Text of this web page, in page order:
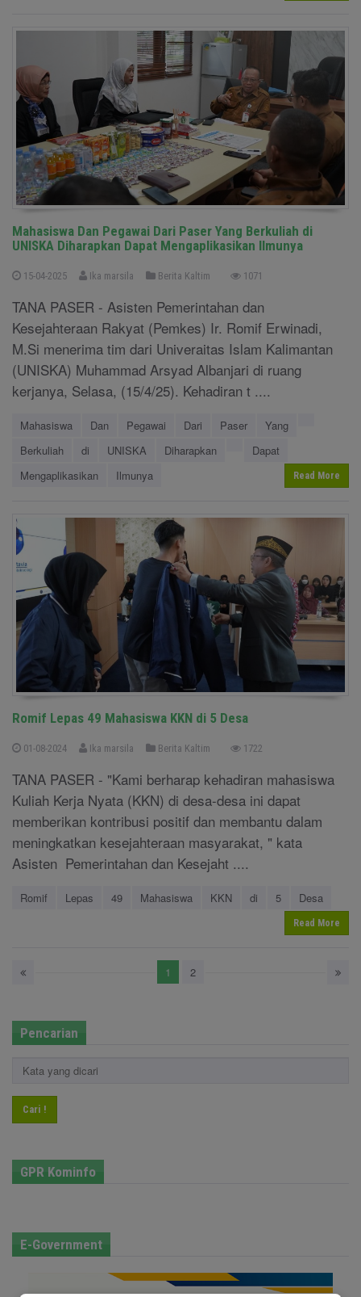
Mahasiswa Dan Pegawai Dari Paser Yang Berkuliah di
UNISKA Diharapkan Dapat Mengaplikasikan Ilmunya
15-04-2025 Ika marsila Berita Kaltim 1071
TANA PASER - Asisten Pemerintahan dan
Kesejahteraan Rakyat (Pemkes) Ir. Romif Erwinadi,
M.Si menerima tim dari Univeraitas Islam Kalimantan
(UNISKA) Muhammad Arsyad Albanjari di ruang
kerjanya, Selasa, (15/4/25). Kehadiran t ....
Mahasiswa Dan Pegawai Dari Paser
Yang
Berkuliah
di UNISKA Diharapkan
Dapat
Mengaplikasikan
Ilmunya Read More
Romif Lepas 49 Mahasiswa KKN di 5 Desa
01-08-2024 Ika marsila Berita Kaltim 1722
TANA PASER - "Kami berharap kehadiran mahasiswa
Kuliah Kerja Nyata (KKN) di desa-desa ini dapat
memberikan kontribusi positif dan membantu dalam
meningkatkan kesejahteraan masyarakat, " kata
Asisten Pemerintahan dan Kesejaht ....
Romif Lepas 49 Mahasiswa KKN di 5 Desa
Read More
1 2
Pencarian
Cari !
GPR Kominfo
E-Government